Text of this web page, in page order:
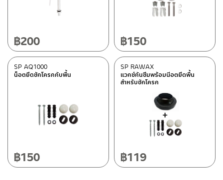
฿200 ฿150
น็อตยึดชักโครกกับพื้น
SP AQ1000
฿150
แวกซ์กันซึมพร้อมนีอตยึดพื้น
สำหรับชักโครก
SP RAWAX
฿119